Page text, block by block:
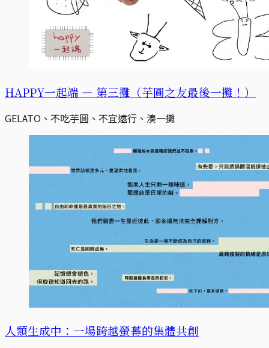
HAPPY一起端 — 第三攤（芋圓之友最後一攤！）
GELATO、不吃芋圓、不宜遠行、湊一攤
人類生成中：一場跨越螢幕的集體共創